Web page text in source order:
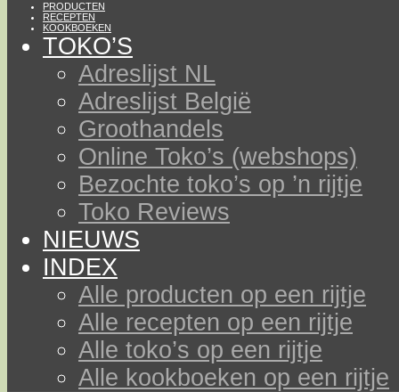
PRODUCTEN
RECEPTEN
KOOKBOEKEN
TOKO’S
Adreslijst NL
Adreslijst België
Groothandels
Online Toko’s (webshops)
Bezochte toko’s op ’n rijtje
Toko Reviews
NIEUWS
INDEX
Alle producten op een rijtje
Alle recepten op een rijtje
Alle toko’s op een rijtje
Alle kookboeken op een rijtje